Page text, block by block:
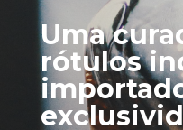
Uma
rótulos